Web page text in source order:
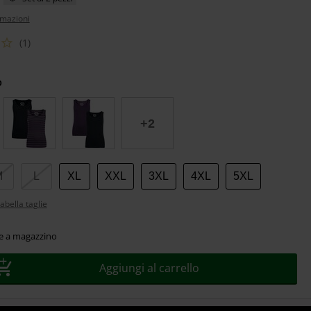
(1)
+2
XL XXL 3XL 4XL 5XL
taglie
a magazzino
Aggiungi al carrello